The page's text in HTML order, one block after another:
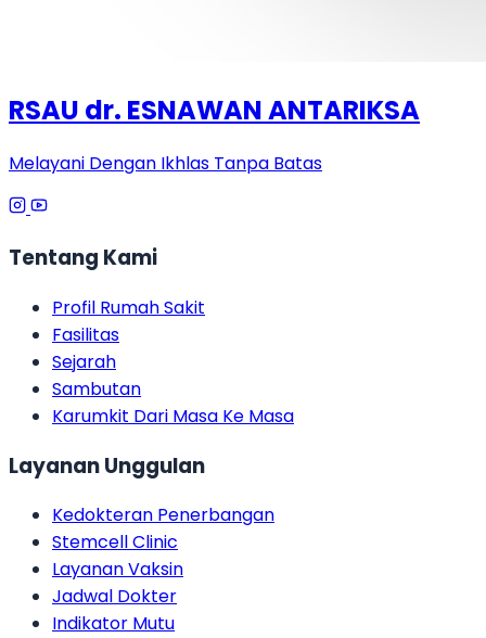
RSAU dr. ESNAWAN ANTARIKSA
Melayani Dengan Ikhlas Tanpa Batas
Tentang Kami
Profil Rumah Sakit
Fasilitas
Sejarah
Sambutan
Karumkit Dari Masa Ke Masa
Layanan Unggulan
Kedokteran Penerbangan
Stemcell Clinic
Layanan Vaksin
Jadwal Dokter
Indikator Mutu